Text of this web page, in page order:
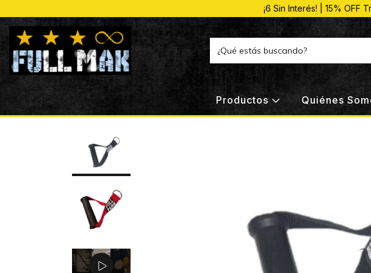
¡6 Sin Interés! | 15% OFF
Productos Quiénes